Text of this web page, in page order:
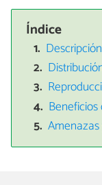
Índice